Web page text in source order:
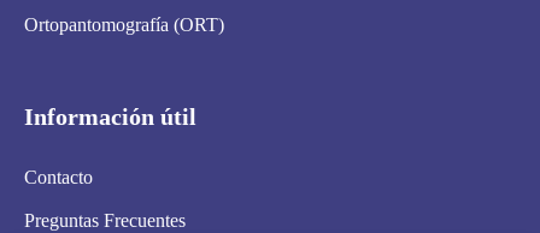
Ortopantomografía (ORT)
Información útil
Contacto
Preguntas Frecuentes